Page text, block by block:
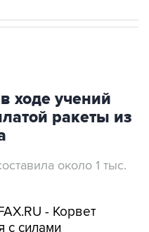
ходе учений
ракеты из
около 1 тыс.
- Корвет
с силами